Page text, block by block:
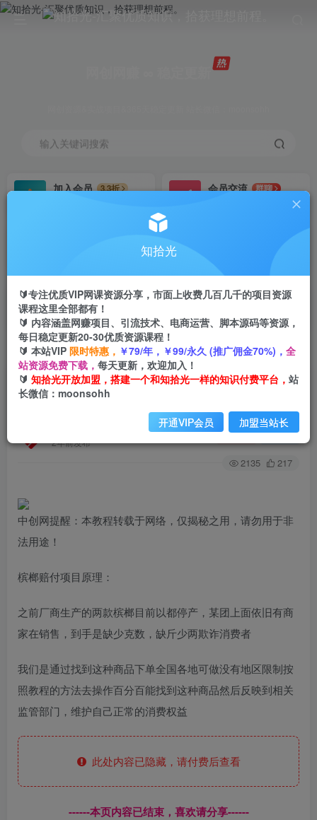
输入关键词搜索
加入会员
3.3折
会员交流
群聊
首页 创业课程 会员专属 正文
（6302期）最新外卖槟榔赔付思路，一单收益至
少300+（仅揭秘）
2年前发布
关注 私信
2135 217
中创网提醒：本教程转载于网络，仅揭秘之用，请勿用于非
法用途！
槟榔赔付项目原理：
之前厂商生产的两款槟榔目前以都停产，某团上面依旧有商
家在销售，到手是缺少克数，缺斤少两欺诈消费者
我们是通过找到这种商品下单全国各地可做没有地区限制按
照教程的方法去操作百分百能找到这种商品然后反映到相关
监管部门，维护自己正常的消费权益
此处内容已隐藏，请付费后查看
------本页内容已结束，喜欢请分享------
知拾光
🔰专注优质VIP网课资源分享，市面上收费几百几千的项目资源
课程这里全部都有！
🔰 内容涵盖网赚项目、引流技术、电商运营、脚本源码等资源，
每日稳定更新20-30优质资源课程！
🔰 本站VIP 限时特惠， ￥79/年，￥99/永久 (推广佣金70%)， 全
站资源免费下载， 每天更新，欢迎加入！
🔰 知拾光开放加盟，搭建一个和知拾光一样的知识付费平台， 站
长微信：moonsohh
开通VIP会员 加盟当站长